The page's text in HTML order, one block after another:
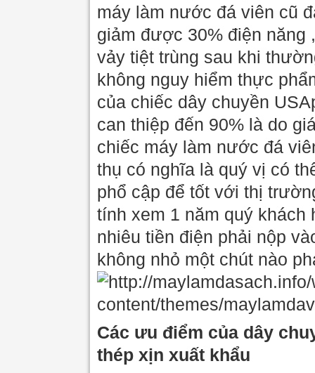
máy làm nước đá viên cũ
giảm được 30% điện năng
vảy tiệt trùng sau khi
không nguy hiểm thực
của chiếc dây chuyền
can thiệp đến 90% là do
chiếc máy làm nước đá
thụ có nghĩa là quý vị có
phổ cập để tốt với thị
tính xem 1 năm quý khách
nhiêu tiền điện phải nộp
không nhỏ một chút nào
Các ưu điểm của dây
thép xịn xuất khẩu